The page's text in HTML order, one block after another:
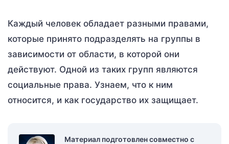
Каждый человек обладает разными правами,
которые принято подразделять на группы в
зависимости от области, в которой они
действуют. Одной из таких групп являются
социальные права. Узнаем, что к ним
относится, и как государство их защищает.
Материал подготовлен совместно с